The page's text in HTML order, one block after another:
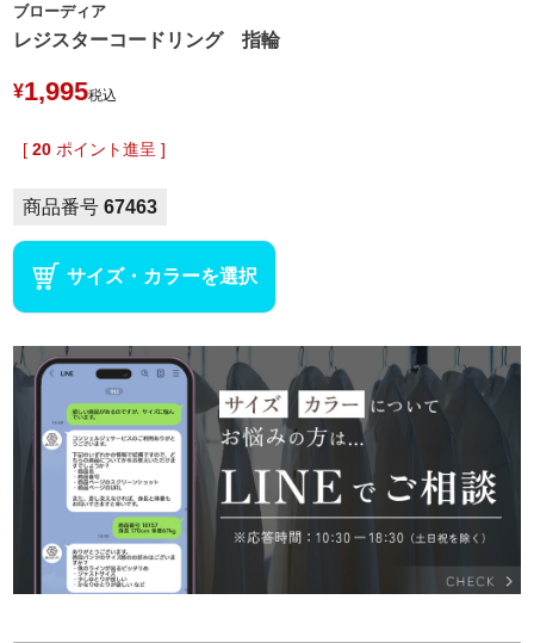
ブローディア
レジスターコードリング 指輪
¥1,995税込
[ 20 ポイント進呈 ]
商品番号 67463
サイズ・カラーを選択